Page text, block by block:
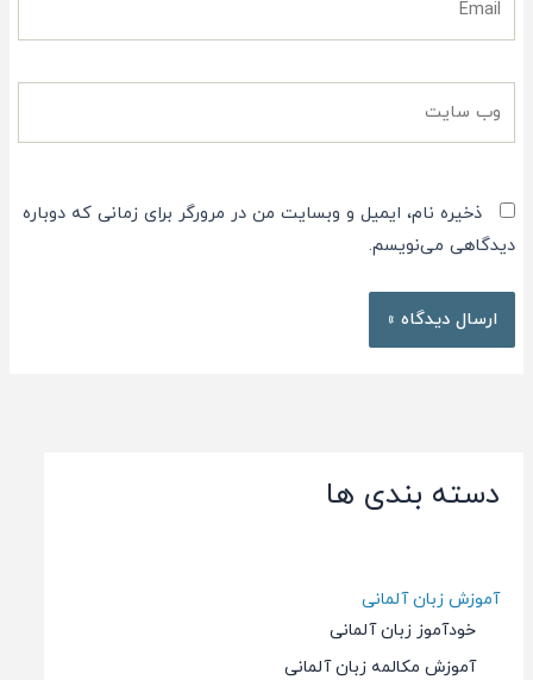
دسته بندی ها
آموزش زبان آلمانی
خودآموز زبان آلمانی
آموزش مکالمه زبان آلمانی
ذخیره نام، ایمیل و وبسایت من در مرورگر برای زمانی که دوباره
دیدگاهی می‌نویسم.